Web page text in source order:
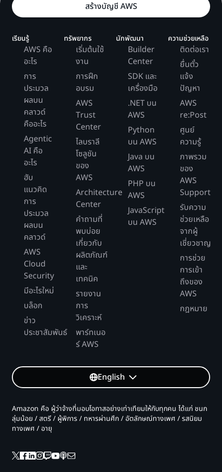
สร้างบัญชี AWS
เรียนรู้
AWS คือ
อะไร
การ
ประมวล
ผลบน
คลาวด์
คืออะไร
Agentic
AI คือ
อะไร
ฮับ
แนวคิด
การ
ประมวล
ผลบน
คลาวด์
AWS
Cloud
Security
มีอะไรใหม่
บล็อก
ข่าว
ประชาสัมพันธ์
ทรัพยากร
เริ่มต้นใช้
งาน
การฝึก
อบรม
AWS
Trust
Center
ไลบราลี
โซลูชัน
ของ
AWS
Architecture
Center
คำถามที่
พบบ่อย
เกี่ยวกับ
ผลิตภัณฑ์
และ
เทคนิค
รายงาน
การ
วิเคราะห์
พาร์ทเนอ
ร์ AWS
นักพัฒนา
Builder
Center
SDK และ
เครื่องมือ
.NET บน
AWS
Python
บน AWS
Java บน
AWS
PHP บน
AWS
JavaScript
บน AWS
ความช่วยเหลือ
ติดต่อเรา
ยื่นตั๋ว
แจ้ง
ปัญหา
AWS
re:Post
ศูนย์
ความรู้
ภาพรวม
ของ
AWS
Support
รับความ
ช่วยเหลือ
จากผู้
เชี่ยวชาญ
การช่วย
การเข้า
ถึงของ
AWS
กฎหมาย
English
Amazon คือ ผู้ว่าจ้างที่มอบโอกาสอย่างเท่าเทียมให้กับทุกคน ได้แก่ ชนก
ลุ่มน้อย / สตรี / ผู้พิการ / ทหารผ่านศึก / อัตลักษณ์ทางเพศ / รสนิยม
ทางเพศ / อายุ